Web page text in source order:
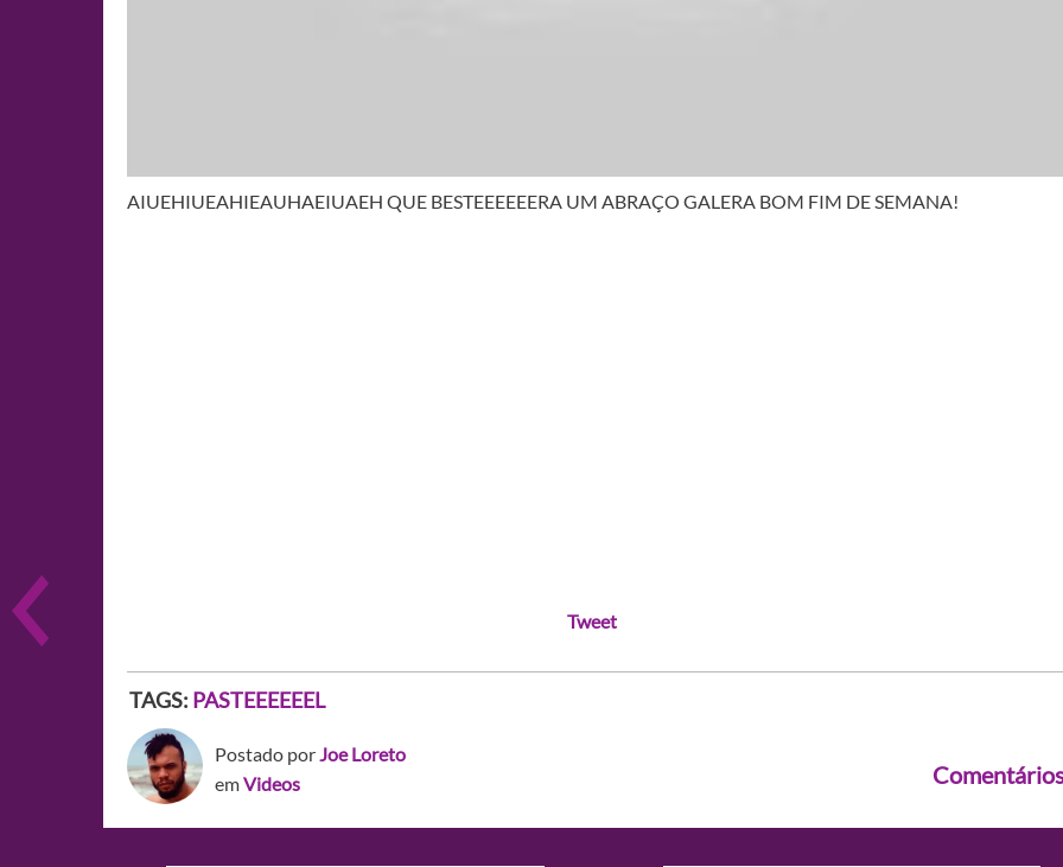
AIUEHIUEAHIEAUHAEIUAEH QUE BESTEEEEEERA UM ABRAÇO GALERA BOM FIM DE SEMANA!
Tweet
TAGS: PASTEEEEEEL
Postado porJoe Loreto
emVideos